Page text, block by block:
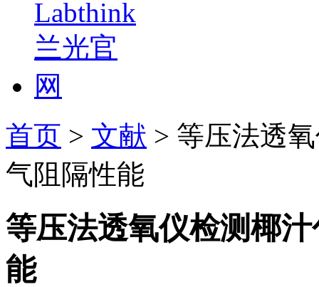
首页 > 文献 > 等压法透
气阻隔性能
等压法透氧仪检测椰
能